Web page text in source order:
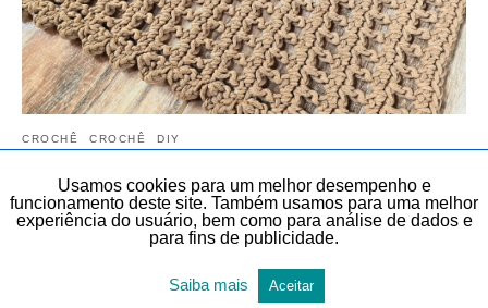
CROCHÊ CROCHÊ DIY
TEMAS DIVERSOS TODAS AS POSTAGENS
Tapete de crochê simples e bonito | Tapete
de crochê fácil e rápido em menos de 9
Usamos cookies para um melhor desempenho e
funcionamento deste site. Também usamos para uma melhor
experiência do usuário, bem como para análise de dados e
para fins de publicidade.
Saiba mais Aceitar